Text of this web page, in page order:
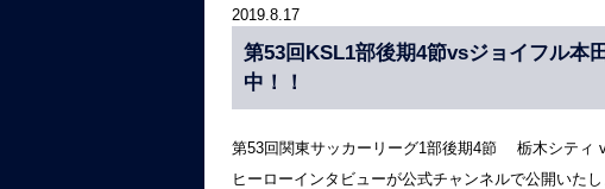
2019.8.17
第53回KSL1部後期4節vsジョイフル
中！！
第53回関東サッカーリーグ1部後期4節 栃木シティ
ヒーローインタビューが公式チャンネルで公開いたし